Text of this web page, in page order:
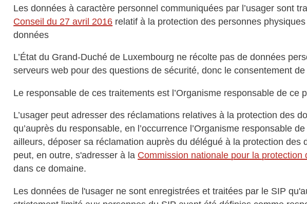
Les données à caractère personnel communiquées par l’usager sont
Conseil du 27 avril 2016 relatif à la protection des personnes
données
L’État du Grand-Duché de Luxembourg ne récolte pas de données
serveurs web pour des questions de sécurité, donc le consentement
Le responsable de ces traitements est l’Organisme responsable de
L’usager peut adresser des réclamations relatives à la protection des
qu’auprès du responsable, en l’occurrence l’Organisme responsable
ailleurs, déposer sa réclamation auprès du délégué à la protection
peut, en outre, s'adresser à la Commission nationale pour la protection
dans ce domaine.
Les données de l'usager ne sont enregistrées et traitées par le SIP